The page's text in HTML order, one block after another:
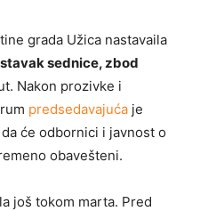
grada Užica nastavaila
sednice, zbod
Nakon prozivke i
predsedavajuća je
će odbornici i javnost o
obavešteni.
još tokom marta. Pred